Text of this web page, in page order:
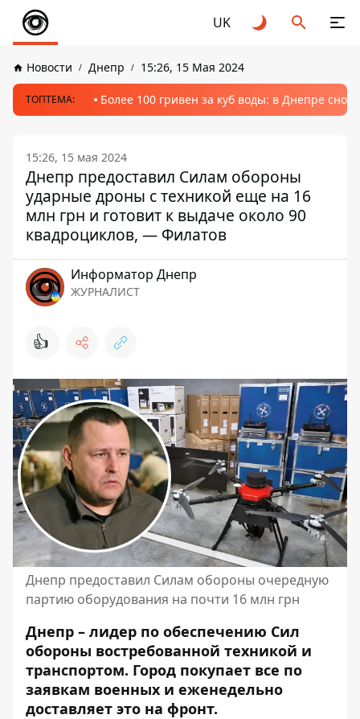
UK
Новости Днепр 15:26, 15 Мая 2024
ТОПТЕМА: Более 100 гривен за куб воды: в Днепре
15:26, 15 мая 2024
Днепр предоставил Силам обороны
ударные дроны с техникой еще на 16
млн грн и готовит к выдаче около 90
квадроциклов, — Филатов
Информатор Днепр
ЖУРНАЛИСТ
👍
Днепр предоставил Силам обороны очередную
партию оборудования на почти 16 млн грн
Днепр – лидер по обеспечению Сил
обороны востребованной техникой и
транспортом. Город покупает все по
заявкам военных и еженедельно
доставляет это на фронт.